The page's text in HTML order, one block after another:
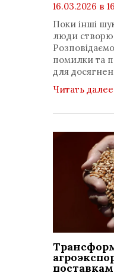
16.03.2026 в
Поки інші
люди
помилки та
для
Читать далее